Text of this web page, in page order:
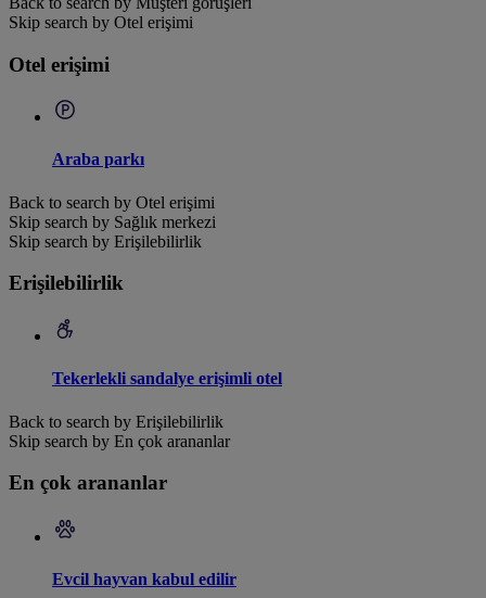
Skip search by Otel erişimi
Otel erişimi
Araba parkı
Back to search by Otel erişimi
Skip search by Sağlık merkezi
Skip search by Erişilebilirlik
Erişilebilirlik
Tekerlekli sandalye erişimli otel
Back to search by Erişilebilirlik
Skip search by En çok arananlar
En çok arananlar
Evcil hayvan kabul edilir